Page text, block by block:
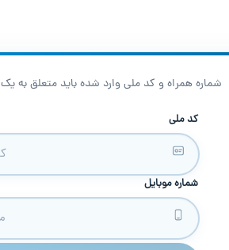
شماره همراه و کد ملی وارد شده باید متعلق به
کد ملی
شماره موبایل